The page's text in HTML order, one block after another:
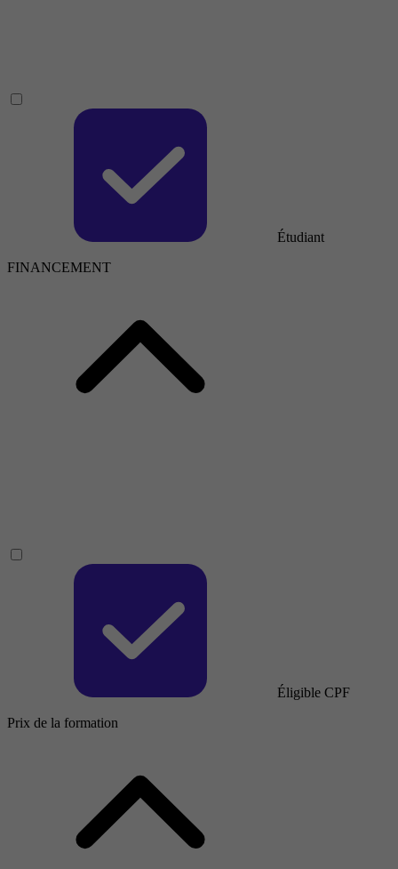
Étudiant
FINANCEMENT
Éligible CPF
Prix de la formation